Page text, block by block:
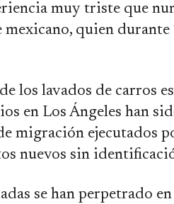
muy triste que
quien durante
los lavados de carros
en Los Ángeles han
migración ejecutados
nuevos sin
se han perpetrado